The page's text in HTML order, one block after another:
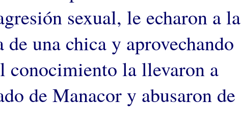
sexual, le echaron a la
de una chica y aprovechando
conocimiento la llevaron a
de Manacor y abusaron de